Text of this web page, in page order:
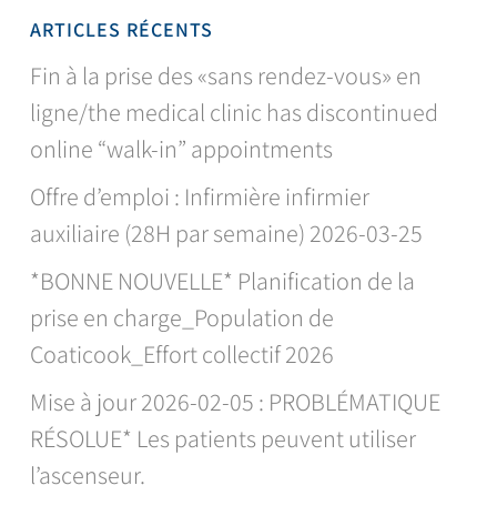
ARTICLES RÉCENTS
Fin à la prise des «sans rendez-vous» en
ligne/the medical clinic has discontinued
online “walk-in” appointments
Offre d’emploi : Infirmière infirmier
auxiliaire (28H par semaine) 2026-03-25
*BONNE NOUVELLE* Planification de la
prise en charge_Population de
Coaticook_Effort collectif 2026
Mise à jour 2026-02-05 : PROBLÉMATIQUE
RÉSOLUE* Les patients peuvent utiliser
l’ascenseur.